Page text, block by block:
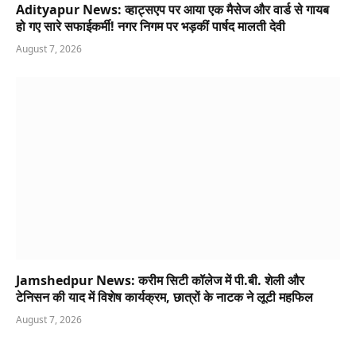
Adityapur News: व्हाट्सएप पर आया एक मैसेज और वार्ड से गायब
हो गए सारे सफाईकर्मी! नगर निगम पर भड़कीं पार्षद मालती देवी
August 7, 2026
Jamshedpur News: करीम सिटी कॉलेज में पी.बी. शेली और
टेनिसन की याद में विशेष कार्यक्रम, छात्रों के नाटक ने लूटी महफिल
August 7, 2026